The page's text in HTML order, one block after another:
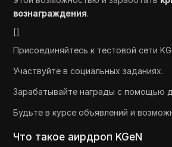
вознаграждения.
[]
Присоединяйтесь к тестовой сети
Участвуйте в социальных заданиях.
Зарабатывайте награды с помощью
Будьте в курсе объявлений и
Что такое аирдроп KGeN